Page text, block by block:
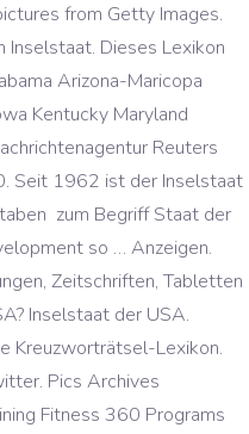
from Getty Images.
Inselstaat. Dieses Lexikon
Arizona-Maricopa
Kentucky Maryland
Reuters
Seit 1962 ist der Inselstaat
zum Begriff Staat der
so … Anzeigen.
Zeitschriften, Tabletten
Inselstaat der USA.
Kreuzworträtsel-Lexikon.
Pics Archives
Fitness 360 Programs